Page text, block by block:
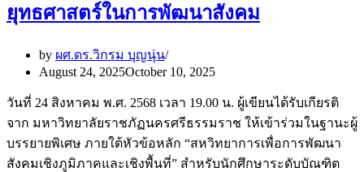
ยุทธศาสตร์ในการพัฒนาสังคม
by ผศ.ดร.วิกรม บุญนุ่น
August 24, 2025October 10, 2025
วันที่ 24 สิงหาคม พ.ศ. 2568 เวลา 19.00 น. ผู้เขียนได้รับเกียรติ
จาก มหาวิทยาลัยราชภัฏนครศรีธรรมราช ให้เข้าร่วมในฐานะผู้
บรรยายพิเศษ ภายใต้หัวข้อหลัก “สหวิทยาการเพื่อการพัฒนา
สังคมเชิงภูมิภาคและเชิงพื้นที่” สำหรับนักศึกษาระดับบัณฑิต